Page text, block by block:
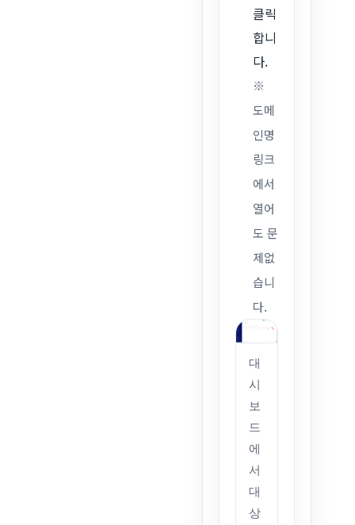
클릭
합니
다.
※
도메
인명
링크
에서
열어
도 문
제없
습니
다.
대
시
보
드
에
서
대
상